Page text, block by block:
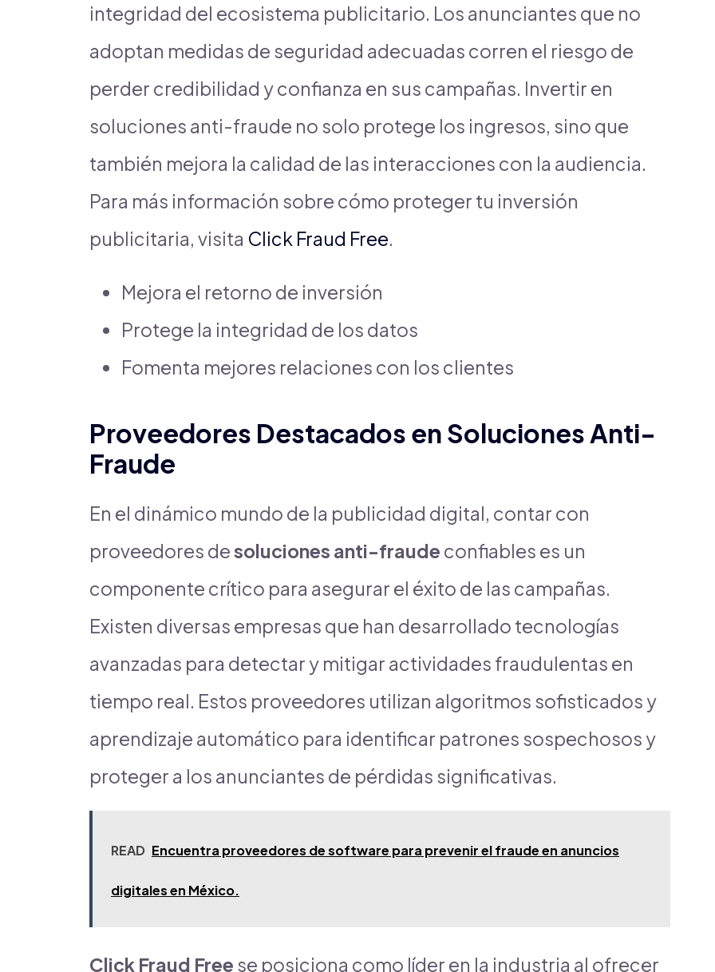
integridad del ecosistema publicitario. Los anunciantes que no
adoptan medidas de seguridad adecuadas corren el riesgo de
perder credibilidad y confianza en sus campañas. Invertir en
soluciones anti-fraude no solo protege los ingresos, sino que
también mejora la calidad de las interacciones con la audiencia.
Para más información sobre cómo proteger tu inversión
publicitaria, visita Click Fraud Free.
Mejora el retorno de inversión
Protege la integridad de los datos
Fomenta mejores relaciones con los clientes
Proveedores Destacados en Soluciones Anti-
Fraude
En el dinámico mundo de la publicidad digital, contar con
proveedores desoluciones anti-fraude confiables es un
componente crítico para asegurar el éxito de las campañas.
Existen diversas empresas que han desarrollado tecnologías
avanzadas para detectar y mitigar actividades fraudulentas en
tiempo real. Estos proveedores utilizan algoritmos sofisticados y
aprendizaje automático para identificar patrones sospechosos y
proteger a los anunciantes de pérdidas significativas.
READ Encuentra proveedores de software para prevenir el fraude en anuncios
digitales en México.
Click Fraud Free se posiciona como líder en la industria al ofrecer